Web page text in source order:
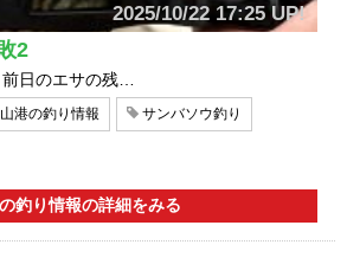
2025/10/22 17:25 UP!
2
日のエサの残…
港の釣り情報 サンバソウ釣り
釣り情報の詳細をみる